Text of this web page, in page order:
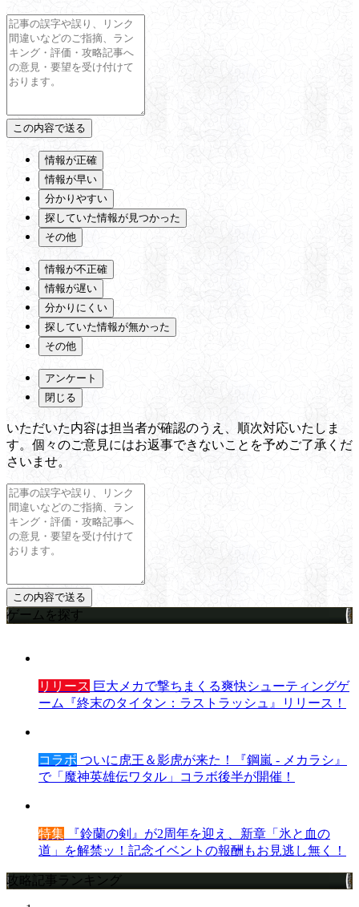
情報が正確
情報が早い
分かりやすい
探していた情報が見つかった
その他
情報が不正確
情報が遅い
分かりにくい
探していた情報が無かった
その他
アンケート
閉じる
いただいた内容は担当者が確認のうえ、順次対応いたしま
す。個々のご意見にはお返事できないことを予めご了承くだ
さいませ。
ゲームを探す
リリース 巨大メカで撃ちまくる爽快シューティングゲ
ーム『終末のタイタン：ラストラッシュ』リリース！
コラボ ついに虎王＆影虎が来た！『鋼嵐 - メカラシ』
で「魔神英雄伝ワタル」コラボ後半が開催！
特集 『鈴蘭の剣』が2周年を迎え、新章「氷と血の
道」を解禁ッ！記念イベントの報酬もお見逃し無く！
攻略記事ランキング